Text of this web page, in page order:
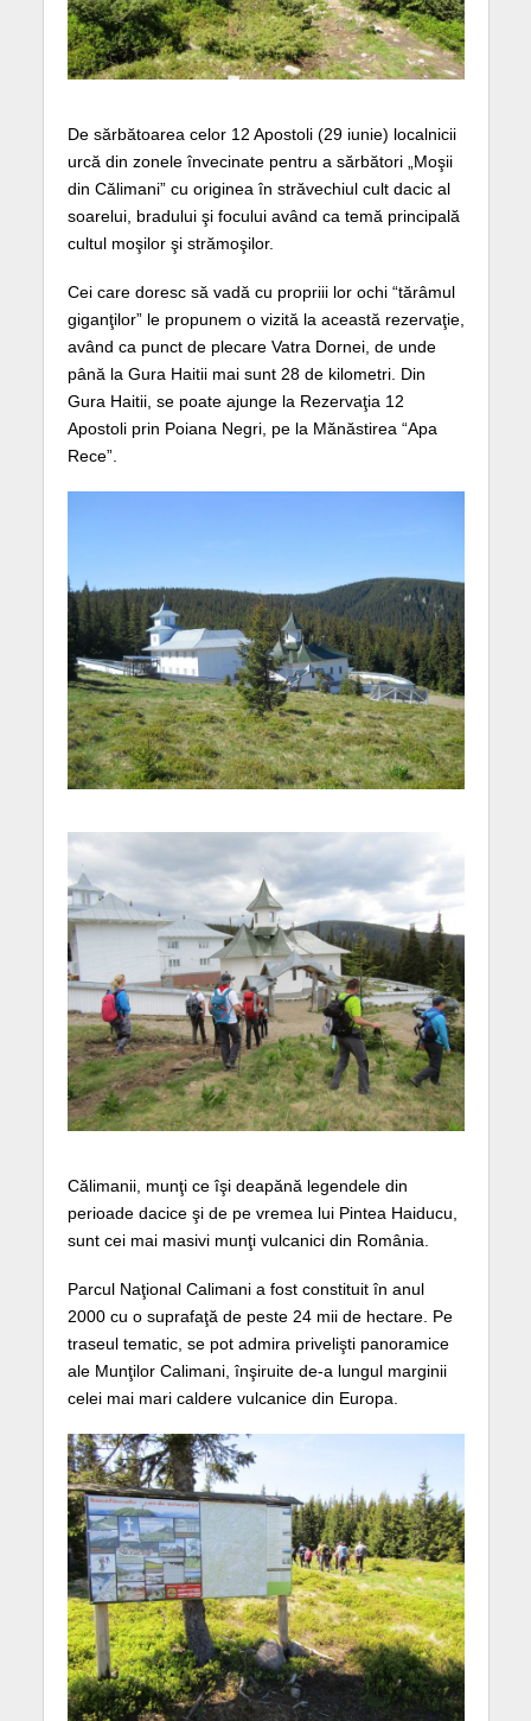
De sărbătoarea celor 12 Apostoli (29 iunie) localnicii
urcă din zonele învecinate pentru a sărbători „Moşii
din Călimani” cu originea în străvechiul cult dacic al
soarelui, bradului şi focului având ca temă principală
cultul moşilor şi strămoşilor.
Cei care doresc să vadă cu propriii lor ochi “tărâmul
giganţilor” le propunem o vizită la această rezervaţie,
având ca punct de plecare Vatra Dornei, de unde
până la Gura Haitii mai sunt 28 de kilometri. Din
Gura Haitii, se poate ajunge la Rezervaţia 12
Apostoli prin Poiana Negri, pe la Mănăstirea “Apa
Rece”.
Călimanii, munţi ce îşi deapănă legendele din
perioade dacice şi de pe vremea lui Pintea Haiducu,
sunt cei mai masivi munţi vulcanici din România.
Parcul Naţional Calimani a fost constituit în anul
2000 cu o suprafaţă de peste 24 mii de hectare. Pe
traseul tematic, se pot admira privelişti panoramice
ale Munţilor Calimani, înşiruite de-a lungul marginii
celei mai mari caldere vulcanice din Europa.